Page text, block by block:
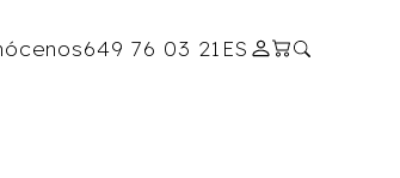
649 76 03 21 ES